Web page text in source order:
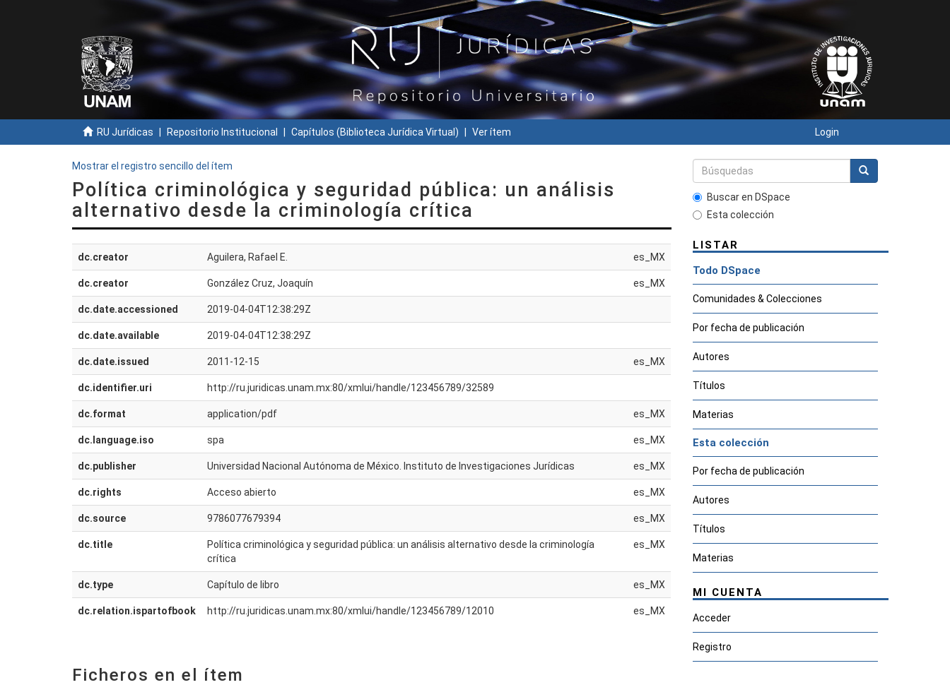
RU Jurídicas Repositorio Institucional Capítulos (Biblioteca Jurídica Virtual) Ver ítem Login
Mostrar el registro sencillo del ítem
Política criminológica y seguridad pública: un análisis
alternativo desde la criminología crítica
dc.creator Aguilera, Rafael E. es_MX
dc.creator González Cruz, Joaquín es_MX
dc.date.accessioned 2019-04-04T12:38:29Z
dc.date.available 2019-04-04T12:38:29Z
dc.date.issued 2011-12-15 es_MX
dc.identifier.uri http://ru.juridicas.unam.mx:80/xmlui/handle/123456789/32589
dc.format application/pdf es_MX
dc.language.iso spa es_MX
dc.publisher Universidad Nacional Autónoma de México. Instituto de Investigaciones Jurídicas es_MX
dc.rights Acceso abierto es_MX
dc.source 9786077679394 es_MX
dc.title
Política criminológica y seguridad pública: un análisis alternativo desde la criminología
crítica
es_MX
dc.type Capítulo de libro es_MX
dc.relation.ispartofbook http://ru.juridicas.unam.mx:80/xmlui/handle/123456789/12010 es_MX
Ficheros en el ítem
Buscar en DSpace
Esta colección
LISTAR
Todo DSpace
Comunidades & Colecciones
Por fecha de publicación
Autores
Títulos
Materias
Esta colección
Por fecha de publicación
Autores
Títulos
Materias
MI CUENTA
Acceder
Registro